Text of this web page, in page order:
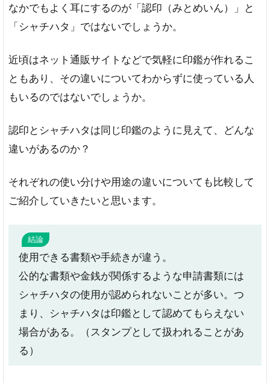
なかでもよく耳にするのが「認印（みとめいん）」と
「シャチハタ」ではないでしょうか。
近頃はネット通販サイトなどで気軽に印鑑が作れるこ
ともあり、その違いについてわからずに使っている人
もいるのではないでしょうか。
認印とシャチハタは同じ印鑑のように見えて、どんな
違いがあるのか？
それぞれの使い分けや用途の違いについても比較して
ご紹介していきたいと思います。
結論
使用できる書類や手続きが違う。
公的な書類や金銭が関係するような申請書類には
シャチハタの使用が認められないことが多い。つ
まり、シャチハタは印鑑として認めてもらえない
場合がある。（スタンプとして扱われることがあ
る）